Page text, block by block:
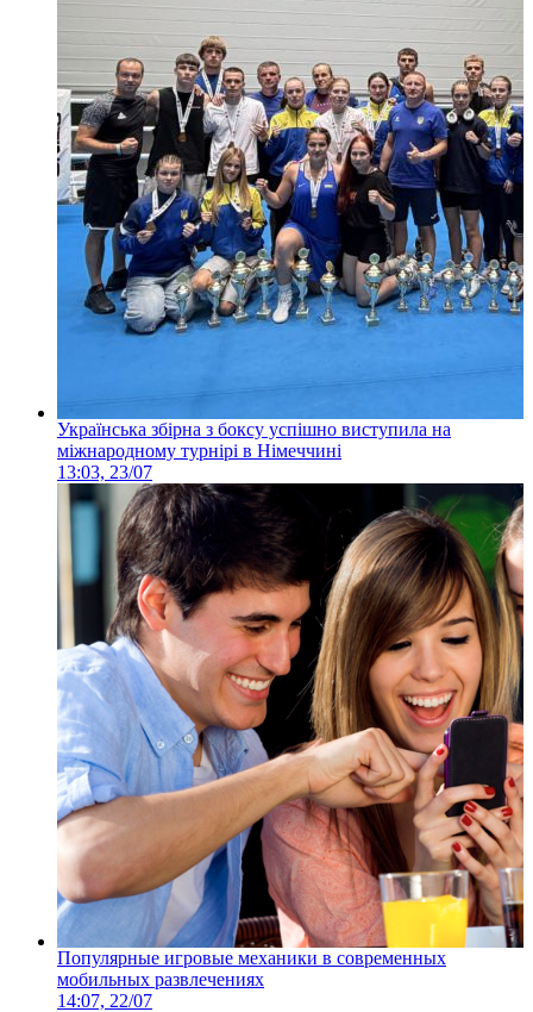
Українська збірна з боксу успішно виступила на
міжнародному турнірі в Німеччині
13:03, 23/07
Популярные игровые механики в современных
мобильных развлечениях
14:07, 22/07